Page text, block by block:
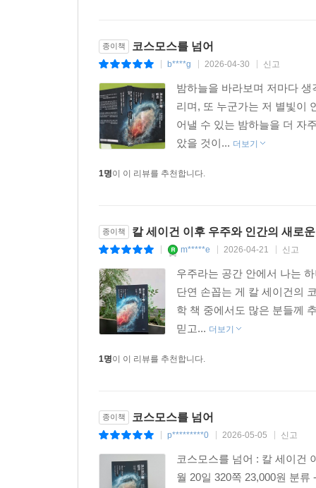
오늘날 우리는 별들 또한 식어가며 죽는다는 사
우리는 과거의 인류가 바라보던 하늘과 같은 하
달라졌기 때문이다. 그리고 우리의 후손들은 또
“가능한 것의 한계를 발견하는 유일한 방법은
불가능해 보이는 곳까지 나아가는 것이다.”
지구 중심설(천동설)을 정교한 수학적 모형으로
“나는 내가 필멸의 찰나적인 존재임을 안다.
제우스의 곁에 서서 암브로시아를 실컷 맛보게 된
이처럼 고대인들은 돔으로 상상한 하늘을 바라
감각을 경험했다. 그리고 하늘은 지금도 여전히
거대한 자연의 질서 속에서 우리는 어떠한 자리
것이다.
바라보며 같은 질문을 던지는 외계 생명체가 존
것일까, 아니면 우주 어디에나 보편적으로 존재
어디에 자리하고 있는 것일까?’ 인간의 시선은
모를 또 다른 생명을 향해 있다.
종이책 코스모스를 넘어
b****g 2026-04-30 신고
밤하늘을 바라보며 저마다
리며, 또 누군가는 저 별빛이
어낼 수 있는 밤하늘을 더 자
았을 것이... 더보기
1명이 이 리뷰를 추천합니다.
종이책 칼 세이건 이후 우주와 인간의 새로
m*****e 2026-04-21 신고
우주라는 공간 안에서 나는
단연 손꼽는 게 칼 세이건의
학 책 중에서도 많은 분들께
믿고... 더보기
1명이 이 리뷰를 추천합니다.
종이책 코스모스를 넘어
p*********0 2026-05-05 신고
코스모스를 넘어 : 칼 세이건
월 20일 320쪽 23,000원 분